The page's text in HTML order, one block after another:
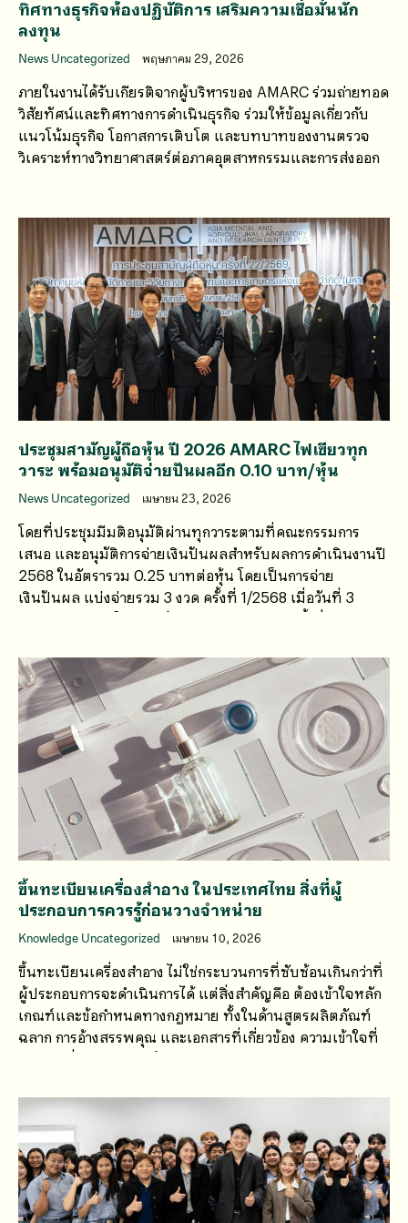
ทิศทางธุรกิจห้องปฏิบัติการ เสริมความเชื่อมั่นนัก
ลงทุน
News Uncategorized พฤษภาคม 29, 2026
ภายในงานได้รับเกียรติจากผู้บริหารของ AMARC ร่วมถ่ายทอด
วิสัยทัศน์และทิศทางการดำเนินธุรกิจ ร่วมให้ข้อมูลเกี่ยวกับ
แนวโน้มธุรกิจ โอกาสการเติบโต และบทบาทของงานตรวจ
วิเคราะห์ทางวิทยาศาสตร์ต่อภาคอุตสาหกรรมและการส่งออก
ประชุมสามัญผู้ถือหุ้น ปี 2026 AMARC ไฟเขียวทุก
วาระ พร้อมอนุมัติจ่ายปันผลอีก 0.10 บาท/หุ้น
News Uncategorized เมษายน 23, 2026
โดยที่ประชุมมีมติอนุมัติผ่านทุกวาระตามที่คณะกรรมการ
เสนอ และอนุมัติการจ่ายเงินปันผลสำหรับผลการดำเนินงานปี
2568 ในอัตรารวม 0.25 บาทต่อหุ้น โดยเป็นการจ่าย
เงินปันผล แบ่งจ่ายรวม 3 งวด ครั้งที่ 1/2568 เมื่อวันที่ 3
กันยายน 2568 ในอัตราหุ้นละ 0.10 บาท และครั้งที่ 2/2568
ขึ้นทะเบียนเครื่องสำอาง ในประเทศไทย สิ่งที่ผู้
ประกอบการควรรู้ก่อนวางจำหน่าย
Knowledge Uncategorized เมษายน 10, 2026
ขึ้นทะเบียนเครื่องสำอาง ไม่ใช่กระบวนการที่ซับซ้อนเกินกว่าที่
ผู้ประกอบการจะดำเนินการได้ แต่สิ่งสำคัญคือ ต้องเข้าใจหลัก
เกณฑ์และข้อกำหนดทางกฎหมาย ทั้งในด้านสูตรผลิตภัณฑ์
ฉลาก การอ้างสรรพคุณ และเอกสารที่เกี่ยวข้อง ความเข้าใจที่
คลาดเคลื่อนเพียงเล็กน้อย